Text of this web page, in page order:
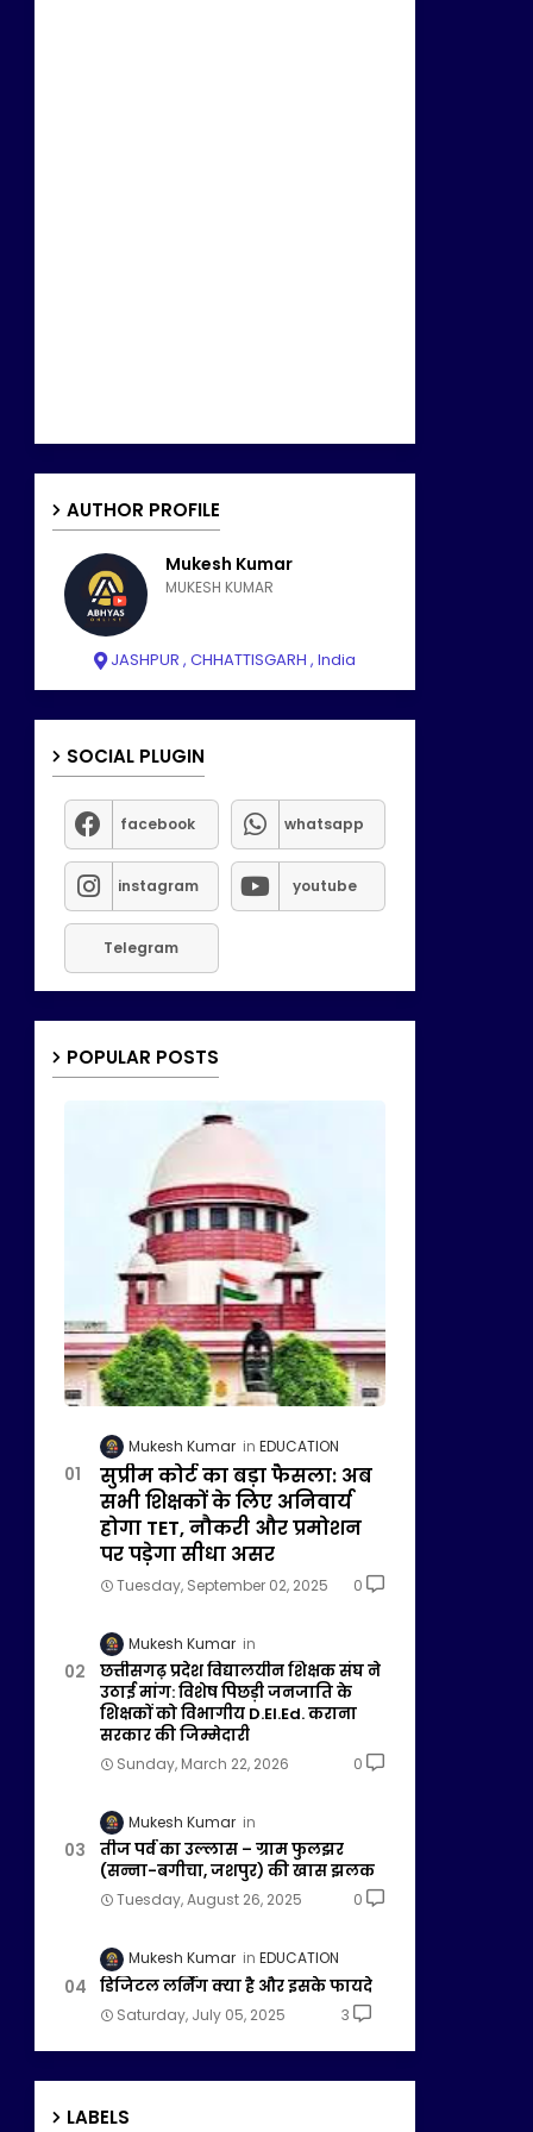
AUTHOR PROFILE
Mukesh Kumar
MUKESH KUMAR
JASHPUR , CHHATTISGARH , India
SOCIAL PLUGIN
facebook whatsapp
instagram youtube
Telegram
POPULAR POSTS
Mukesh Kumar EDUCATION
सुप्रीम कोर्ट का बड़ा फैसला: अब
सभी शिक्षकों के लिए अनिवार्य
होगा TET, नौकरी और प्रमोशन
पर पड़ेगा सीधा असर
Tuesday, September 02, 2025 0
Mukesh Kumar
छत्तीसगढ़ प्रदेश विद्यालयीन शिक्षक संघ ने
उठाई मांग: विशेष पिछड़ी जनजाति के
शिक्षकों को विभागीय D.El.Ed. कराना
सरकार की जिम्मेदारी
Sunday, March 22, 2026 0
Mukesh Kumar
तीज पर्व का उल्लास – ग्राम फुलझर
(सन्ना-बगीचा, जशपुर) की खास झलक
Tuesday, August 26, 2025 0
Mukesh Kumar EDUCATION
डिजिटल लर्निंग क्या है और इसके फायदे
Saturday, July 05, 2025 3
LABELS